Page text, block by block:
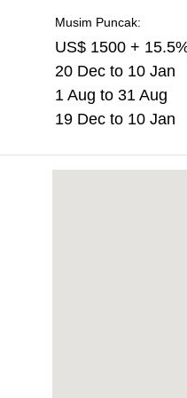
Musim Puncak:
US$ 1500 +
20 Dec to 10 Jan
1 Aug to 31 Aug
19 Dec to 10 Jan